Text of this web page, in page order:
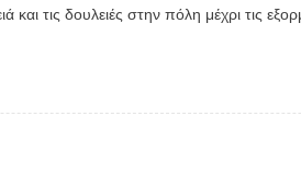
και τις δουλειές στην πόλη μέχρι τις